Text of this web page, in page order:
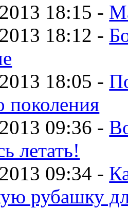
18:15 -
18:12 -
18:05 -
поколения
09:36 -
летать!
09:34 -
рубашку